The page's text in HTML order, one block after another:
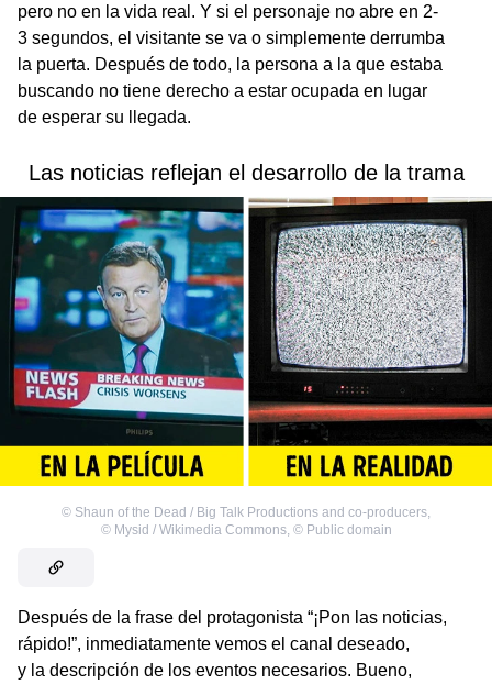
pero no en la vida real. Y si el personaje no abre en 2-
3 segundos, el visitante se va o simplemente derrumba
la puerta. Después de todo, la persona a la que estaba
buscando no tiene derecho a estar ocupada en lugar
de esperar su llegada.
Las noticias reflejan el desarrollo de la trama
© Shaun of the Dead / Big Talk Productions and co-producers
© Mysid / Wikimedia Commons, © Public domain
Después de la frase del protagonista “¡Pon las noticias,
rápido!”, inmediatamente vemos el canal deseado,
y la descripción de los eventos necesarios. Bueno,